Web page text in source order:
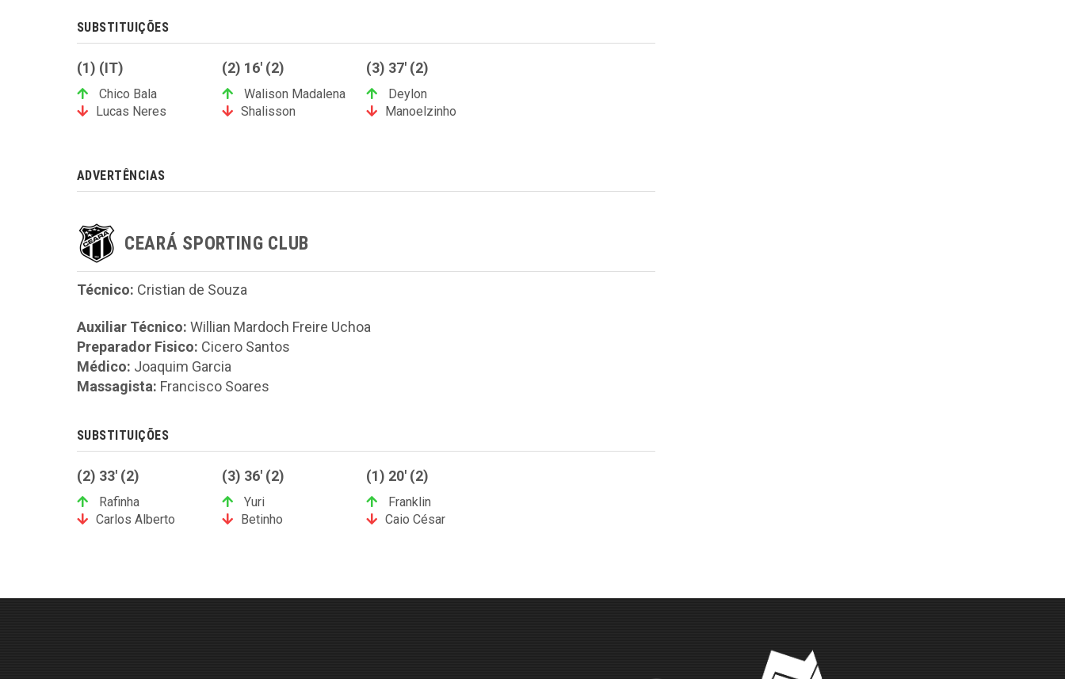
SUBSTITUIÇÕES
(1) (IT)
Chico Bala
Lucas Neres
(2) 16' (2)
Walison Madalena
Shalisson
(3) 37' (2)
Deylon
Manoelzinho
ADVERTÊNCIAS
CEARÁ SPORTING CLUB
Técnico: Cristian de Souza
Auxiliar Técnico: Willian Mardoch Freire Uchoa
Preparador Fisico: Cicero Santos
Médico: Joaquim Garcia
Massagista: Francisco Soares
SUBSTITUIÇÕES
(2) 33' (2)
Rafinha
Carlos Alberto
(3) 36' (2)
Yuri
Betinho
(1) 20' (2)
Franklin
Caio César